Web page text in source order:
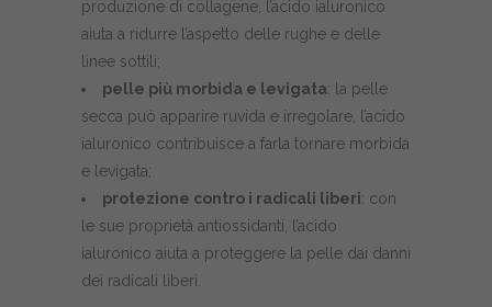
produzione di collagene , l’acido ialuronico
aiuta a ridurre l’aspetto delle rughe e delle
linee sottili;
pelle più morbida e levigata: la pelle
secca può apparire ruvida e irregolare, l’acido
ialuronico contribuisce a farla tornare morbida
e levigata;
protezione contro i radicali liberi: con
le sue proprietà antiossidanti, l’acido
ialuronico aiuta a proteggere la pelle dai danni
dei radicali liberi.